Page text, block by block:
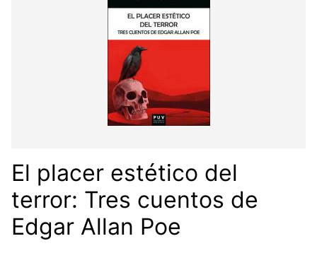
El placer estético del
terror: Tres cuentos de
Edgar Allan Poe